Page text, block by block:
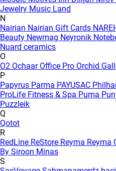
Jewelry Music Land
N
Nairian Nairian Gift Cards
Beauty Newmag Neyronik
Nuard ceramics
O
O2 Ochaar Office Pro Orchid
P
Papyrus Parma PAYUSAC
ProLife Fitness & Spa Puma
Puzzleik
Q
Qotot
R
RedLine ReStore Reyma Reyma
By Siroon Minas
S